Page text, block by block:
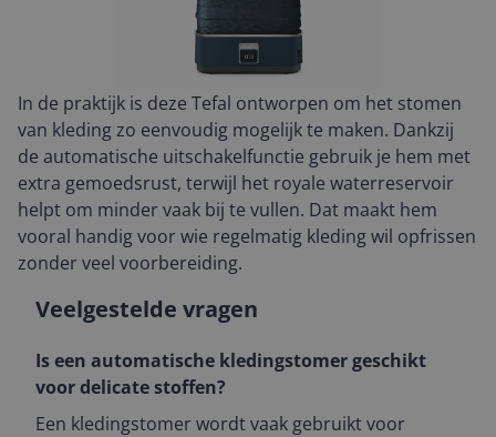
In de praktijk is deze Tefal ontworpen om het stomen
van kleding zo eenvoudig mogelijk te maken. Dankzij
de automatische uitschakelfunctie gebruik je hem met
extra gemoedsrust, terwijl het royale waterreservoir
helpt om minder vaak bij te vullen. Dat maakt hem
vooral handig voor wie regelmatig kleding wil opfrissen
zonder veel voorbereiding.
Veelgestelde vragen
Is een automatische kledingstomer geschikt
voor delicate stoffen?
Een kledingstomer wordt vaak gebruikt voor